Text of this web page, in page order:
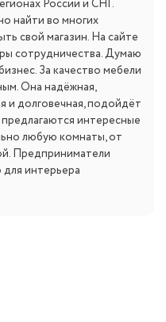
России и СНГ.
найти во многих
свой магазин. На сайте
сотрудничества. Думаю
За качество мебели
Она надёжная,
и долговечная, подойдёт
интересные
любую комнаты, от
Предприниматели
интерьера